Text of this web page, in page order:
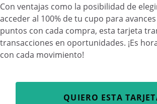
Con ventajas como la posibilidad de
acceder al 100% de tu cupo para
puntos con cada compra, esta tarjeta
transacciones en oportunidades. ¡Es
con cada movimiento!
QUIERO ESTA